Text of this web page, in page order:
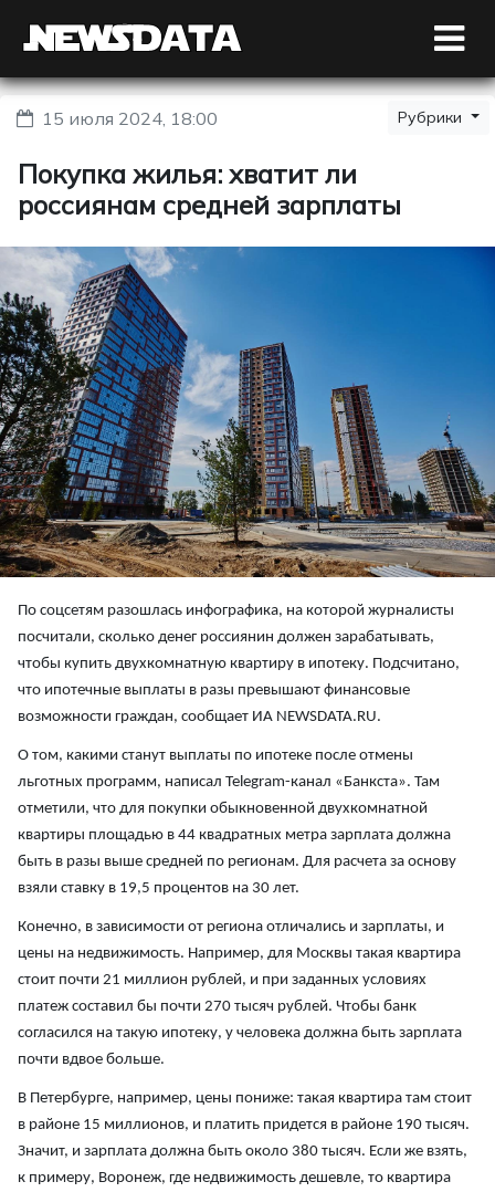
15 июля 2024, 18:00 Рубрики
Покупка жилья: хватит ли
россиянам средней зарплаты
По соцсетям разошлась инфографика, на которой журналисты
посчитали, сколько денег россиянин должен зарабатывать,
чтобы купить двухкомнатную квартиру в ипотеку. Подсчитано,
что ипотечные выплаты в разы превышают финансовые
возможности граждан, сообщает ИА NEWSDATA.RU.
О том, какими станут выплаты по ипотеке после отмены
льготных программ, написал Telegram-канал «Банкста». Там
отметили, что для покупки обыкновенной двухкомнатной
квартиры площадью в 44 квадратных метра зарплата должна
быть в разы выше средней по регионам. Для расчета за основу
взяли ставку в 19,5 процентов на 30 лет.
Конечно, в зависимости от региона отличались и зарплаты, и
цены на недвижимость. Например, для Москвы такая квартира
стоит почти 21 миллион рублей, и при заданных условиях
платеж составил бы почти 270 тысяч рублей. Чтобы банк
согласился на такую ипотеку, у человека должна быть зарплата
почти вдвое больше.
В Петербурге, например, цены пониже: такая квартира там стоит
в районе 15 миллионов, и платить придется в районе 190 тысяч.
Значит, и зарплата должна быть около 380 тысяч. Если же взять,
к примеру, Воронеж, где недвижимость дешевле, то квартира